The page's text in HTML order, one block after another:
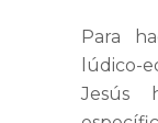
Para
lúdico-
Jesús